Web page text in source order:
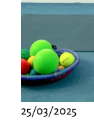
25/03/2025